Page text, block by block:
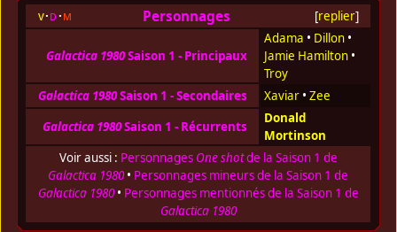
[replier]
v d m Personnages
Galactica 1980Saison 1 - Principaux
Adama • Dillon•
Jamie Hamilton•
Troy
Galactica 1980Saison 1 - Secondaires Xaviar• Zee
Galactica 1980Saison 1 - Récurrents
Donald
Mortinson
Voir aussi : Personnages One shotde la Saison 1 de
Galactica 1980• Personnages mineurs de la Saison 1 de
Galactica 1980• Personnages mentionnés de la Saison 1 de
Galactica 1980